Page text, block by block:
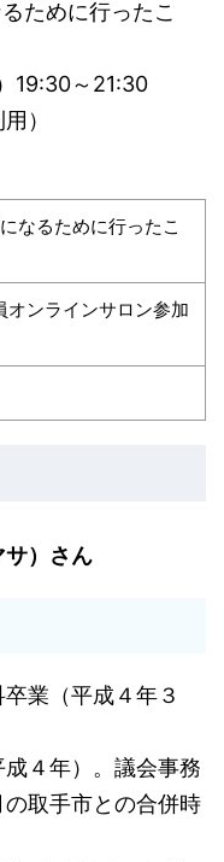
ために行ったこ
19:30～21:30
）
なるために行ったこ
オンラインサロン参加
）さん
業（平成４年３
４年）。議会事務
取手市との合併時